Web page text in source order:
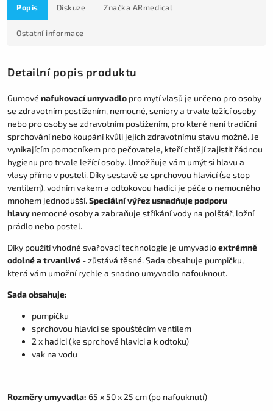
Popis Diskuze Značka ARmedical
Ostatní informace
Detailní popis produktu
Gumové nafukovací umyvadlo pro mytí vlasů je určeno pro osoby
se zdravotním postižením, nemocné, seniory a trvale ležící osoby
nebo pro osoby se zdravotním postižením, pro které není tradiční
sprchování nebo koupání kvůli jejich zdravotnímu stavu možné. Je
vynikajícím pomocníkem pro pečovatele, kteří chtějí zajistit řádnou
hygienu pro trvale ležící osoby. Umožňuje vám umýt si hlavu a
vlasy přímo v posteli. Díky sestavě se sprchovou hlavicí (se stop
ventilem), vodním vakem a odtokovou hadici je péče o nemocného
mnohem jednodušší.Speciální výřez usnadňuje podporu
hlavy nemocné osoby a zabraňuje stříkání vody na polštář, ložní
prádlo nebo postel.
Díky použití vhodné svařovací technologie je umyvadloextrémně
odolné a trvanlivé - zůstává těsné. Sada obsahuje pumpičku,
která vám umožní rychle a snadno umyvadlo nafouknout.
Sada obsahuje:
pumpičku
sprchovou hlavici se spouštěcím ventilem
2 x hadici (ke sprchové hlavici a k odtoku)
vak na vodu
Rozměry umyvadla: 65 x 50 x 25 cm (po nafouknutí)